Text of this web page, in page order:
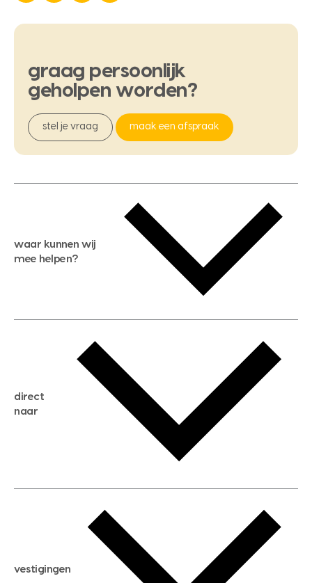
graag persoonlijk
geholpen worden?
stel je vraag maak een afspraak
waar kunnen wij
mee helpen?
gratis zoekservice
huis verkopen
huis kopen
aankoopadvies
verkoopadvies
hypotheekadvies
direct
naar
hypotheek berekenen
maximale hypotheek berekenen
hypotheek bespaarcheck
vestigingen